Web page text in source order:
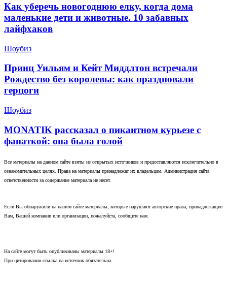
Как уберечь новогоднюю елку, когда дома
маленькие дети и животные. 10 забавных
лайфхаков
Шоубиз
Принц Уильям и Кейт Миддлтон встречали
Рождество без королевы: как праздновали
герцоги
Шоубиз
MONATIK рассказал о пикантном курьезе с
фанаткой: она была голой
Все материалы на данном сайте взяты из открытых источников и предоставляются исключительно в
ознакомительных целях. Права на материалы принадлежат их владельцам. Администрация сайта
ответственности за содержание материала не несет.
Если Вы обнаружили на нашем сайте материалы, которые нарушают авторские права, принадлежащие
Вам, Вашей компании или организации, пожалуйста, сообщите нам.
На сайте могут быть опубликованы материалы 18+!
При цитировании ссылка на источник обязательна.